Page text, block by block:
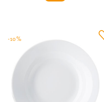
-10%